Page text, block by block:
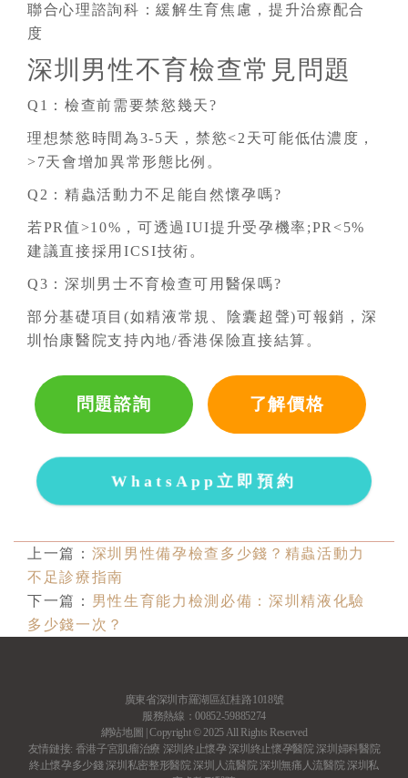
聯合心理諮詢科：緩解生育焦慮，提升治療配合
度
深圳男性不育檢查常見問題
Q1：檢查前需要禁慾幾天?
理想禁慾時間為3-5天，禁慾<2天可能低估濃度，
>7天會增加異常形態比例。
Q2：精蟲活動力不足能自然懷孕嗎?
若PR值>10%，可透過IUI提升受孕機率;PR<5%
建議直接採用ICSI技術。
Q3：深圳男士不育檢查可用醫保嗎?
部分基礎項目(如精液常規、陰囊超聲)可報銷，深
圳怡康醫院支持內地/香港保險直接結算。
問題諮詢 了解價格
WhatsApp立即預約
上一篇： 深圳男性備孕檢查多少錢？精蟲活動力
不足診療指南
下一篇： 男性生育能力檢測必備：深圳精液化驗
多少錢一次？
廣東省深圳市羅湖區紅桂路1018號
服務熱線：00852-59885274
網站地圖 | Copyright © 2025 All Rights Reserved
友情鏈接: 香港子宮肌瘤治療 深圳終止懷孕深圳終止懷孕醫院深圳婦科醫院
終止懷孕多少錢深圳私密整形醫院深圳人流醫院深圳無痛人流醫院深圳私